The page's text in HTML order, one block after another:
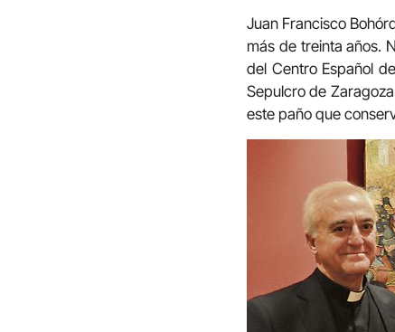
Juan Francisco
más de treinta años.
del Centro Español
Sepulcro de
este paño que